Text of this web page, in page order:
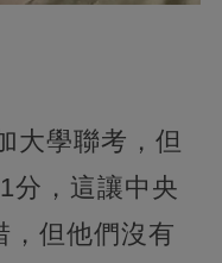
大學聯考，但
分，這讓中央
，但他們沒有